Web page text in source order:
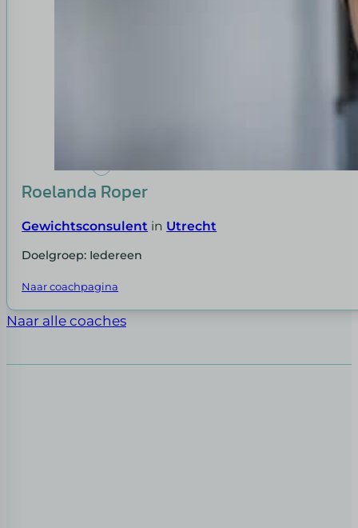
Roelanda Roper
Gewichtsconsulent in Utrecht
Doelgroep: Iedereen
Naar coachpagina
Naar alle coaches